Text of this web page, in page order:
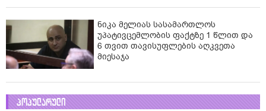
ნიკა მელიას სასამართლოს
უპატივცემლობის ფაქტზე 1 წლით და
6 თვით თავისუფლების აღკვეთა
მიესაჯა
პოპულარული